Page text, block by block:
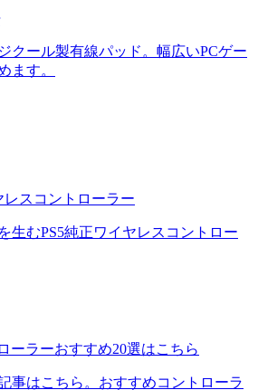
クール製有線パッド。幅広いPCゲー
ます。
レスコントローラー
生むPS5純正ワイヤレスコントロー
ーラーおすすめ20選はこちら
事はこちら。おすすめコントローラ